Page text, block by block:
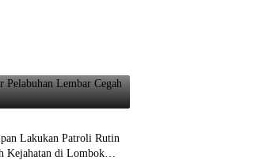
Lembar
Lakukan Patroli Rutin
Kejahatan di Lombok